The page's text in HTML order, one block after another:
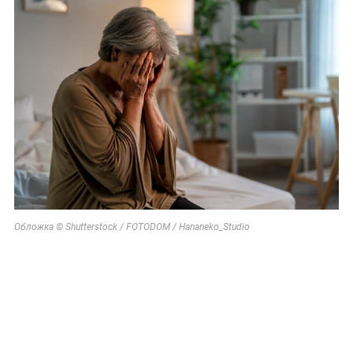
Обложка © Shutterstock / FOTODOM / Hananeko_Studio